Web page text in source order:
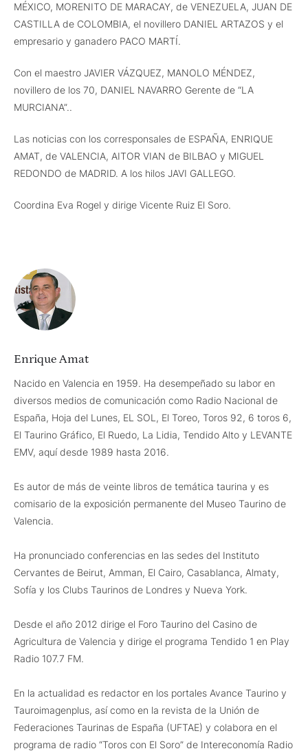
MÉXICO, MORENITO DE MARACAY, de VENEZUELA, JUAN DE
CASTILLA de COLOMBIA, el novillero DANIEL ARTAZOS y el
empresario y ganadero PACO MARTÍ.
Con el maestro JAVIER VÁZQUEZ, MANOLO MÉNDEZ,
novillero de los 70, DANIEL NAVARRO Gerente de “LA
MURCIANA”..
Las noticias con los corresponsales de ESPAÑA, ENRIQUE
AMAT, de VALENCIA, AITOR VIAN de BILBAO y MIGUEL
REDONDO de MADRID. A los hilos JAVI GALLEGO.
Coordina Eva Rogel y dirige Vicente Ruiz El Soro.
Enrique Amat
Nacido en Valencia en 1959. Ha desempeñado su labor en
diversos medios de comunicación como Radio Nacional de
España, Hoja del Lunes, EL SOL, El Toreo, Toros 92, 6 toros 6,
El Taurino Gráfico, El Ruedo, La Lidia, Tendido Alto y LEVANTE
EMV, aquí desde 1989 hasta 2016.
Es autor de más de veinte libros de temática taurina y es
comisario de la exposición permanente del Museo Taurino de
Valencia.
Ha pronunciado conferencias en las sedes del Instituto
Cervantes de Beirut, Amman, El Cairo, Casablanca, Almaty,
Sofía y los Clubs Taurinos de Londres y Nueva York.
Desde el año 2012 dirige el Foro Taurino del Casino de
Agricultura de Valencia y dirige el programa Tendido 1 en Play
Radio 107.7 FM.
En la actualidad es redactor en los portales Avance Taurino y
Tauroimagenplus, así como en la revista de la Unión de
Federaciones Taurinas de España (UFTAE) y colabora en el
programa de radio “Toros con El Soro” de Intereconomía Radio